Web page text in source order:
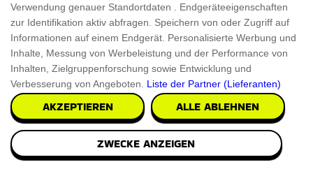
Verwendung genauer Standortdaten . Endgeräteeigenschaften
zur Identifikation aktiv abfragen. Speichern von oder Zugriff auf
Informationen auf einem Endgerät. Personalisierte Werbung und
Inhalte, Messung von Werbeleistung und der Performance von
Inhalten, Zielgruppenforschung sowie Entwicklung und
Verbesserung von Angeboten. Liste der Partner (Lieferanten)
AKZEPTIEREN ALLE ABLEHNEN
ZWECKE ANZEIGEN